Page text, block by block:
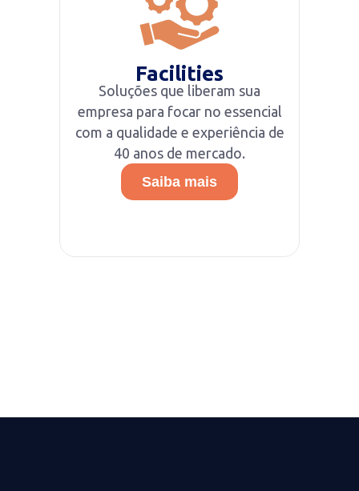
Facilities
Soluções que liberam sua
empresa para focar no essencial
com a qualidade e experiência de
40 anos de mercado.
Saiba mais